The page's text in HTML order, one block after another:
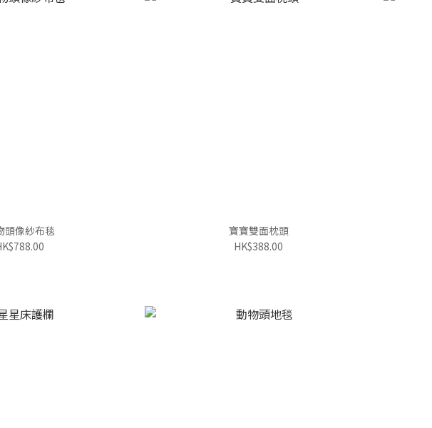
頭像紗布毯
寶寶雙面枕頭
HK$388.00